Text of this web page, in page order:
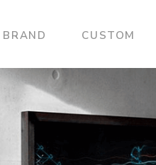
BRAND CUSTOM